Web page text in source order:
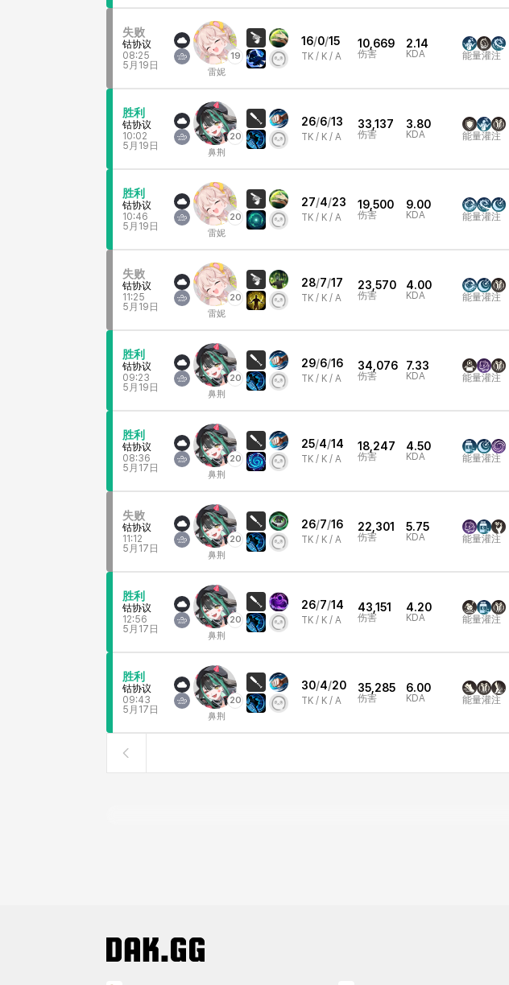
失败
钴协议
08:25
5月19日
19
雷妮
16/0/15
TK / K / A
10,669
伤害
2.14
KDA 能量灌注
胜利
钴协议
10:02
5月19日
20
鼻荆
26/6/13
TK / K / A
33,137
伤害
3.80
KDA 能量灌注
胜利
钴协议
10:46
5月19日
20
雷妮
27/4/23
TK / K / A
19,500
伤害
9.00
KDA 能量灌注
失败
钴协议
11:25
5月19日
20
雷妮
28/7/17
TK / K / A
23,570
伤害
4.00
KDA 能量灌注
胜利
钴协议
09:23
5月19日
20
鼻荆
29/6/16
TK / K / A
34,076
伤害
7.33
KDA 能量灌注
胜利
钴协议
08:36
5月17日
20
鼻荆
25/4/14
TK / K / A
18,247
伤害
4.50
KDA 能量灌注
失败
钴协议
11:12
5月17日
20
鼻荆
26/7/16
TK / K / A
22,301
伤害
5.75
KDA 能量灌注
胜利
钴协议
12:56
5月17日
20
鼻荆
26/7/14
TK / K / A
43,151
伤害
4.20
KDA 能量灌注
胜利
钴协议
09:43
5月17日
20
鼻荆
30/4/20
TK / K / A
35,285
伤害
6.00
KDA 能量灌注